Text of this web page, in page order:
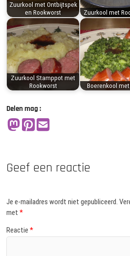
Zuurkool met Ontbijtspek
en Rookworst
Zuurkool met
Zuurkool Stamppot met
Rookworst
Boerenkool
Delen mag :
Geef een reactie
Je e-mailadres wordt niet gepubliceerd.
met*
Reactie*